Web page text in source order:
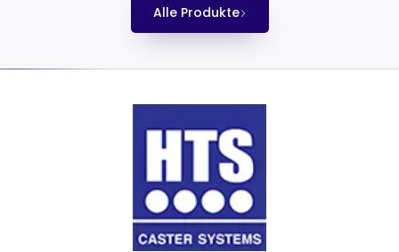
Alle Produkte